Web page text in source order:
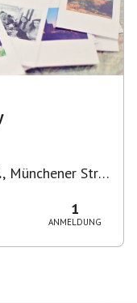
, Münchener Str.
1
ANMELDUNG